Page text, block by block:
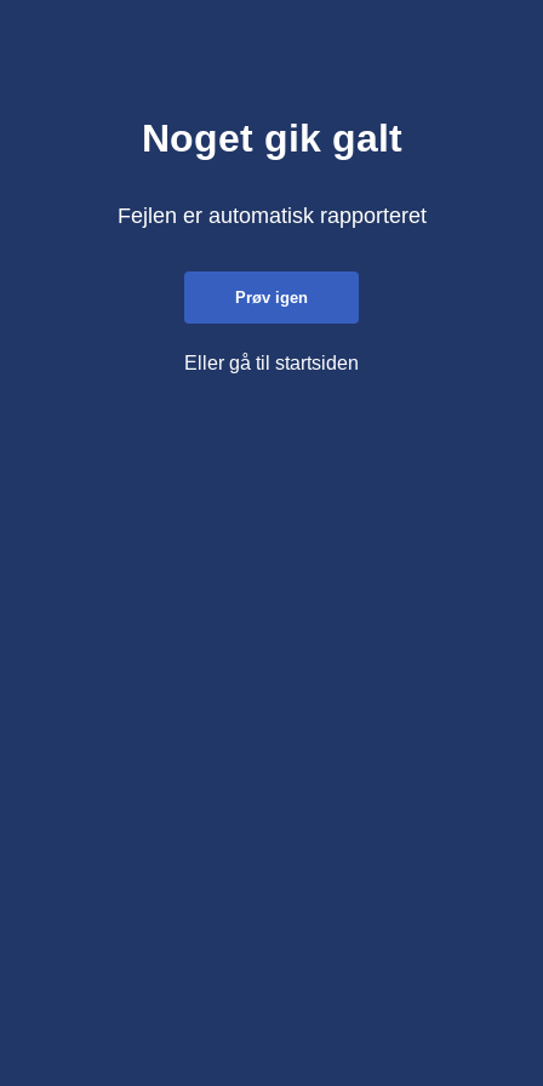
Noget gik galt
Fejlen er automatisk rapporteret
Prøv igen
Eller gå til startsiden